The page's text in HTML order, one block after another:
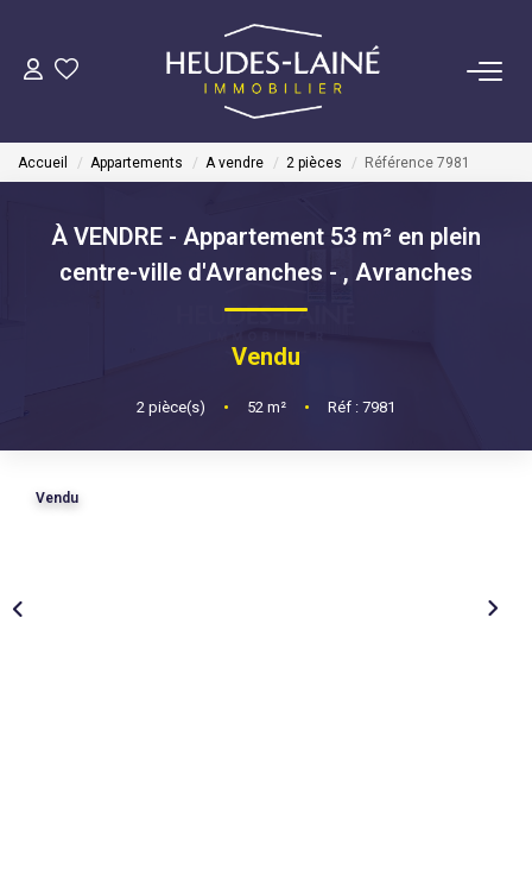
VENDRE
ACHETER
LOUER
Accueil Appartements A vendre 2 pièces Référence 7981
À VENDRE - Appartement 53 m² en plein
centre-ville d'Avranches - , Avranches
Vendu
2 pièce(s) • 52 m² • Réf : 7981
Vendu